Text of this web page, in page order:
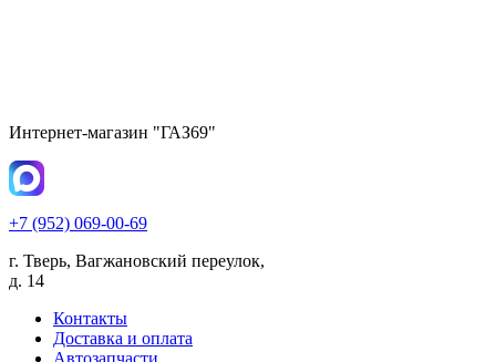
Интернет-магазин "ГАЗ69"
+7 (952) 069-00-69
г. Тверь, Вагжановский переулок,
д. 14
Контакты
Доставка и оплата
Автозапчасти